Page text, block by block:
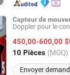
Capteurde
Doppler pour le
450,00-600,00
10 Pièces (MOQ)
Envoyer
Co., Ltd.
Depuis 2024